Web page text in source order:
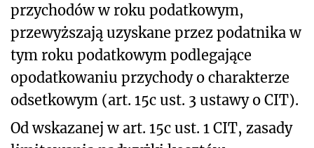
przychodów w roku podatkowym,
przewyższają uzyskane przez podatnika w
tym roku podatkowym podlegające
opodatkowaniu przychody o charakterze
odsetkowym (art. 15c ust. 3 ustawy o CIT).
Od wskazanej w art. 15c ust. 1 CIT, zasady